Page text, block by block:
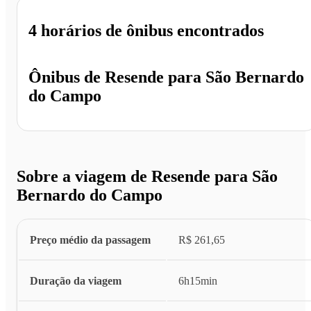
Ônibus de Resende para São Bernardo
do Campo
4 horários de ônibus encontrados
Sobre a viagem de Resende para São
Bernardo do Campo
Preço médio da passagem R$ 261,65
Duração da viagem 6h15min